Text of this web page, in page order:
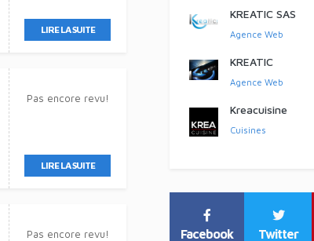
LIRE LA SUITE
Pas encore revu!
LIRE LA SUITE
Pas encore revu!
KREATIC SAS
Agence Web
KREATIC
Agence Web
Kreacuisine
Cuisines
Facebook Twitter